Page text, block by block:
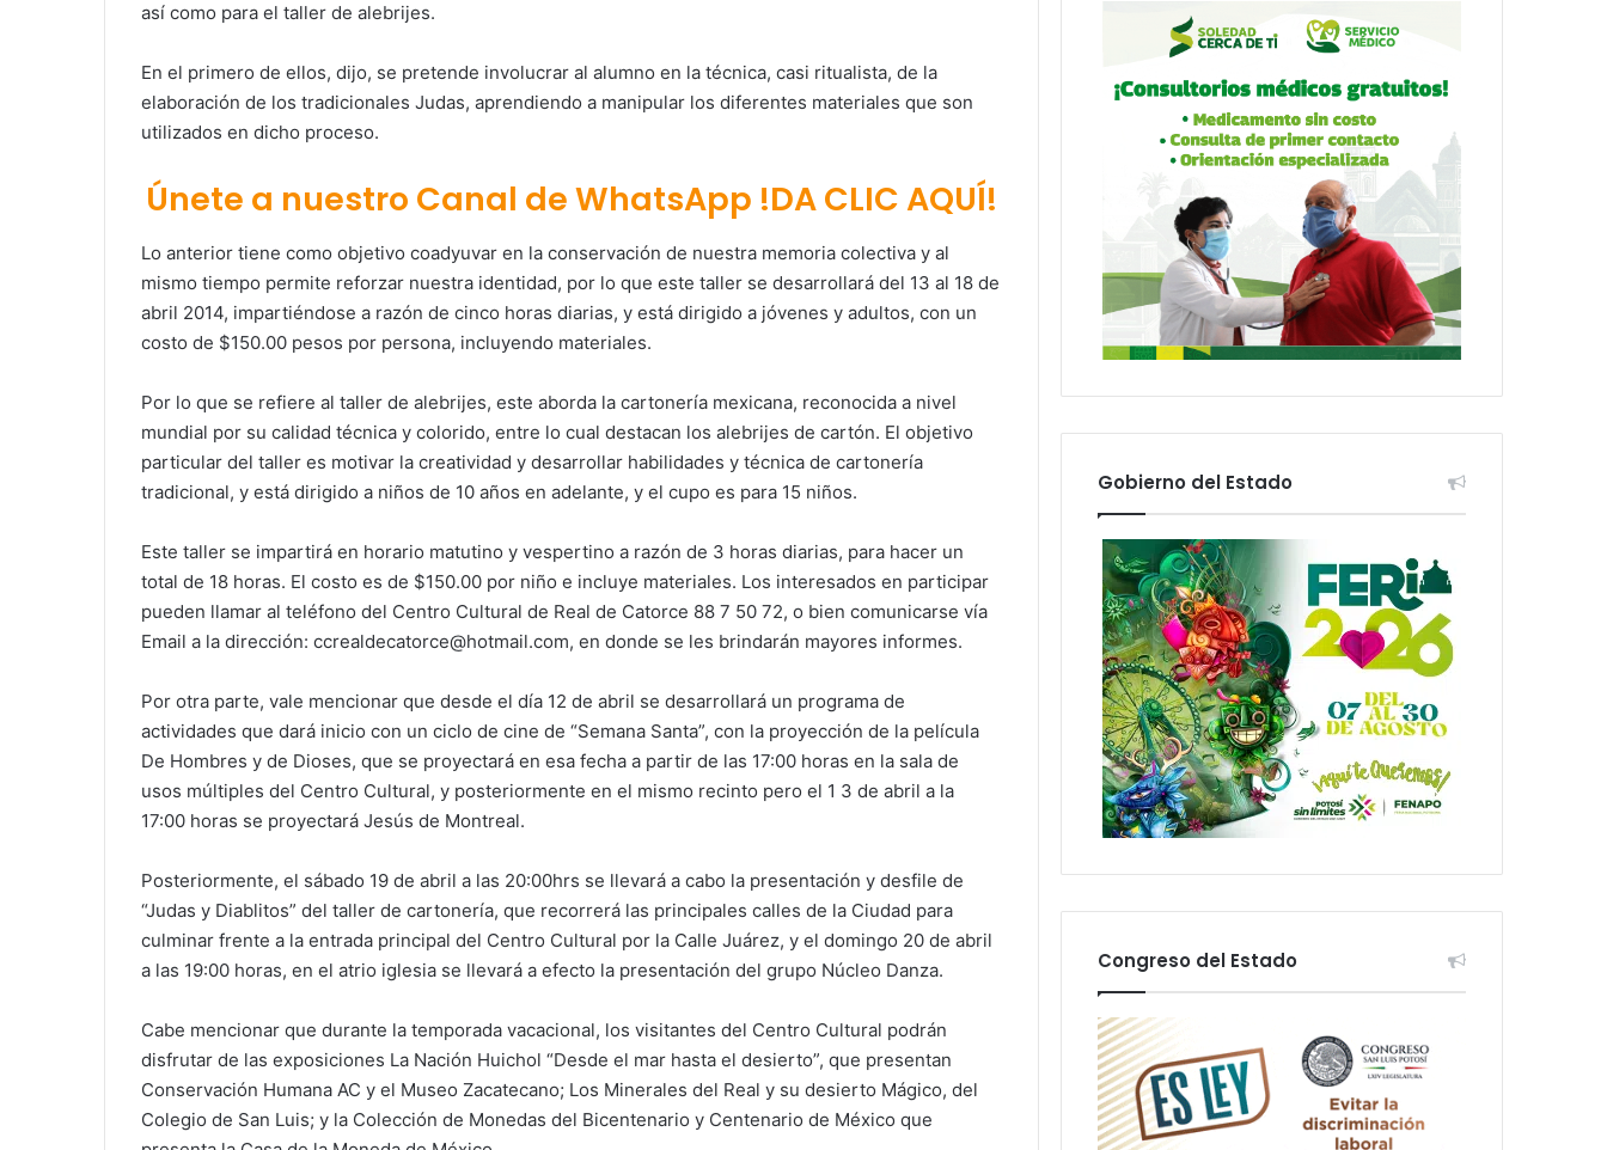
así como para el taller de alebrijes.
En el primero de ellos, dijo, se pretende involucrar al alumno en la técnica, casi ritualista, de la
elaboración de los tradicionales Judas, aprendiendo a manipular los diferentes materiales que son
utilizados en dicho proceso.
Únete a nuestro Canal de WhatsApp !DA CLIC AQUÍ!
Lo anterior tiene como objetivo coadyuvar en la conservación de nuestra memoria colectiva y al
mismo tiempo permite reforzar nuestra identidad, por lo que este taller se desarrollará del 13 al 18 de
abril 2014, impartiéndose a razón de cinco horas diarias, y está dirigido a jóvenes y adultos, con un
costo de $150.00 pesos por persona, incluyendo materiales.
Por lo que se refiere al taller de alebrijes, este aborda la cartonería mexicana, reconocida a nivel
mundial por su calidad técnica y colorido, entre lo cual destacan los alebrijes de cartón. El objetivo
particular del taller es motivar la creatividad y desarrollar habilidades y técnica de cartonería
tradicional, y está dirigido a niños de 10 años en adelante, y el cupo es para 15 niños.
Este taller se impartirá en horario matutino y vespertino a razón de 3 horas diarias, para hacer un
total de 18 horas. El costo es de $150.00 por niño e incluye materiales. Los interesados en participar
pueden llamar al teléfono del Centro Cultural de Real de Catorce 88 7 50 72, o bien comunicarse vía
Email a la dirección: ccrealdecatorce@hotmail.com, en donde se les brindarán mayores informes.
Por otra parte, vale mencionar que desde el día 12 de abril se desarrollará un programa de
actividades que dará inicio con un ciclo de cine de “Semana Santa”, con la proyección de la película
De Hombres y de Dioses, que se proyectará en esa fecha a partir de las 17:00 horas en la sala de
usos múltiples del Centro Cultural, y posteriormente en el mismo recinto pero el 1 3 de abril a la
17:00 horas se proyectará Jesús de Montreal.
Posteriormente, el sábado 19 de abril a las 20:00hrs se llevará a cabo la presentación y desfile de
“Judas y Diablitos” del taller de cartonería, que recorrerá las principales calles de la Ciudad para
culminar frente a la entrada principal del Centro Cultural por la Calle Juárez, y el domingo 20 de abril
a las 19:00 horas, en el atrio iglesia se llevará a efecto la presentación del grupo Núcleo Danza.
Cabe mencionar que durante la temporada vacacional, los visitantes del Centro Cultural podrán
disfrutar de las exposiciones La Nación Huichol “Desde el mar hasta el desierto”, que presentan
Conservación Humana AC y el Museo Zacatecano; Los Minerales del Real y su desierto Mágico, del
Colegio de San Luis; y la Colección de Monedas del Bicentenario y Centenario de México que
Gobierno del Estado
Congreso del Estado